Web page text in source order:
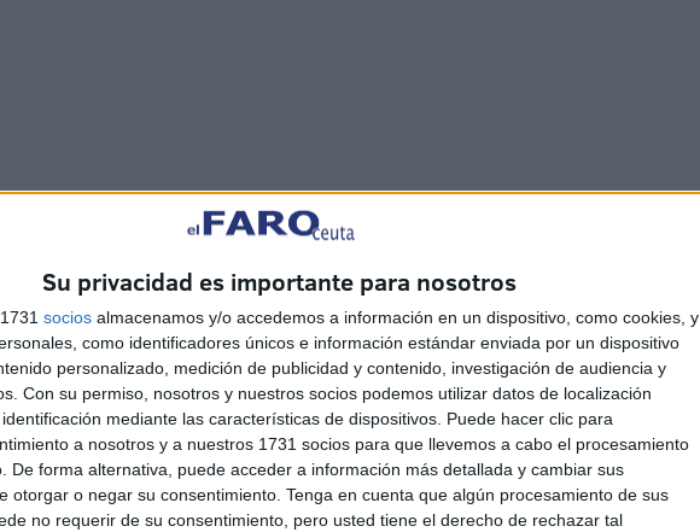
Su privacidad es importante para nosotros
socios almacenamos y/o accedemos a información en un dispositivo, como cookies, y
como identificadores únicos e información estándar enviada por un dispositivo
personalizado, medición de publicidad y contenido, investigación de audiencia y
Con su permiso, nosotros y nuestros socios podemos utilizar datos de localización
mediante las características de dispositivos. Puede hacer clic para
a nosotros y a nuestros 1731 socios para que llevemos a cabo el procesamiento
De forma alternativa, puede acceder a información más detallada y cambiar sus
otorgar o negar su consentimiento. Tenga en cuenta que algún procesamiento de sus
no requerir de su consentimiento, pero usted tiene el derecho de rechazar tal
de agua, su depuración, el saneamiento y la
incrementar su recaudación con la supresión
tenían en sus recibos el sector comercial e
que se acometen en la red de saneamiento,
que conllevarán menos pérdidas y que la